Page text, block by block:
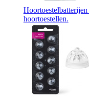
Hoortoestelbatterijen
hoortoestellen.